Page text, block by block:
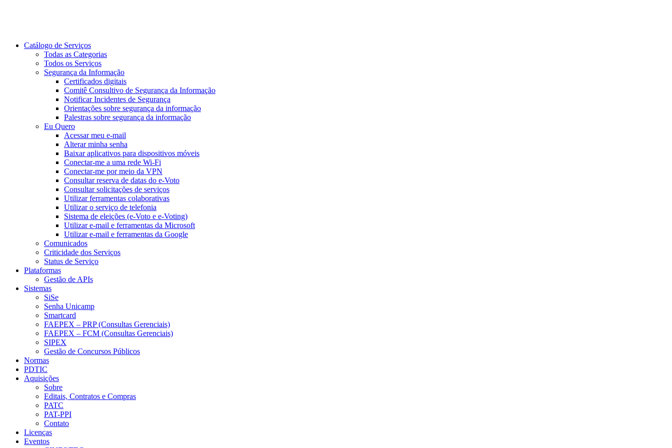
Catálogo de Serviços
Todas as Categorias
Todos os Serviços
Segurança da Informação
Certificados digitais
Comitê Consultivo de Segurança da Informação
Notificar Incidentes de Segurança
Orientações sobre segurança da informação
Palestras sobre segurança da informação
Eu Quero
Acessar meu e-mail
Alterar minha senha
Baixar aplicativos para dispositivos móveis
Conectar-me a uma rede Wi-Fi
Conectar-me por meio da VPN
Consultar reserva de datas do e-Voto
Consultar solicitações de serviços
Utilizar ferramentas colaborativas
Utilizar o serviço de telefonia
Sistema de eleições (e-Voto e e-Voting)
Utilizar e-mail e ferramentas da Microsoft
Utilizar e-mail e ferramentas da Google
Comunicados
Criticidade dos Serviços
Status de Serviço
Plataformas
Gestão de APIs
Sistemas
SiSe
Senha Unicamp
Smartcard
FAEPEX – PRP (Consultas Gerenciais)
FAEPEX – FCM (Consultas Gerenciais)
SIPEX
Gestão de Concursos Públicos
Normas
PDTIC
Aquisições
Sobre
Editais, Contratos e Compras
PATC
PAT-PPI
Contato
Licenças
Eventos